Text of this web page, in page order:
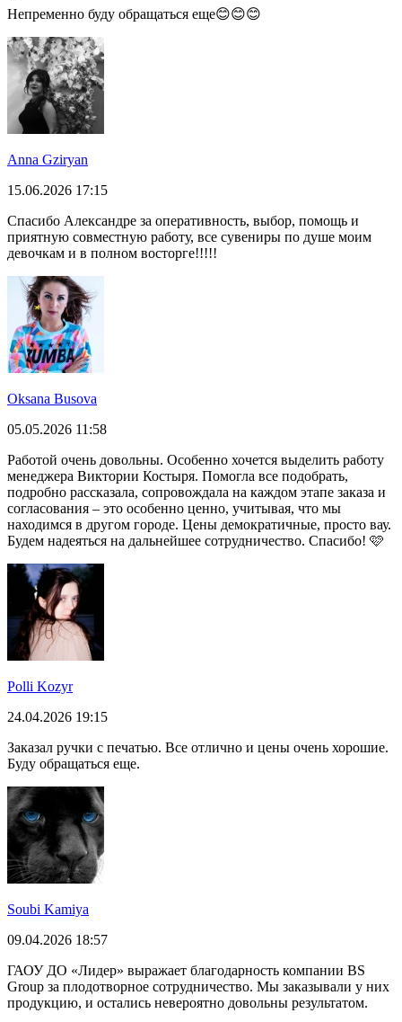
Непременно буду обращаться еще😊😊😊
Anna Gziryan
15.06.2026 17:15
Спасибо Александре за оперативность, выбор, помощь и
приятную совместную работу, все сувениры по душе моим
девочкам и в полном восторге!!!!!
Oksana Busova
05.05.2026 11:58
Работой очень довольны. Особенно хочется выделить работу
менеджера Виктории Костыря. Помогла все подобрать,
подробно рассказала, сопровождала на каждом этапе заказа и
согласования – это особенно ценно, учитывая, что мы
находимся в другом городе. Цены демократичные, просто вау.
Будем надеяться на дальнейшее сотрудничество. Спасибо! 🩷
Polli Kozyr
24.04.2026 19:15
Заказал ручки с печатью. Все отлично и цены очень хорошие.
Буду обращаться еще.
Soubi Kamiya
09.04.2026 18:57
ГАОУ ДО «Лидер» выражает благодарность компании BS
Group за плодотворное сотрудничество. Мы заказывали у них
продукцию, и остались невероятно довольны результатом.